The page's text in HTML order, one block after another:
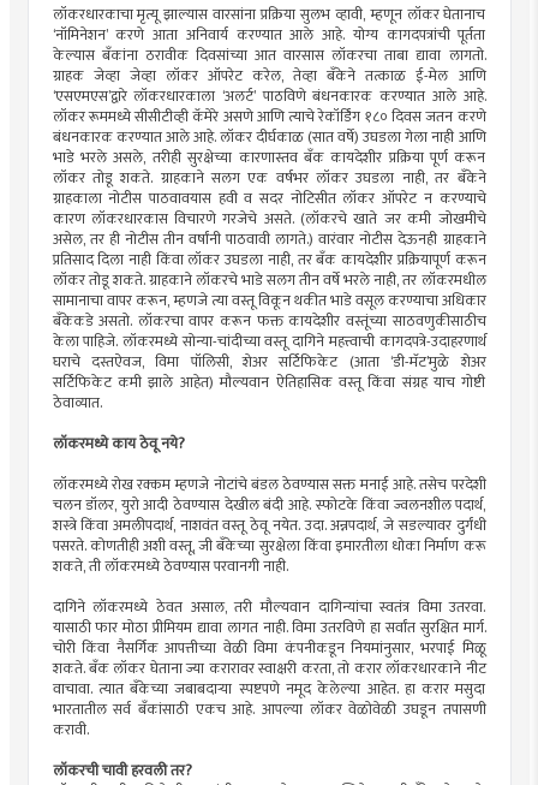
लॉकरधारकाचा मृत्यू झाल्यास वारसांना प्रक्रिया सुलभ व्हावी, म्हणून लॉकर घेतानाच
‘नॉमिनेशन’ करणे आता अनिवार्य करण्यात आले आहे. योग्य कागदपत्रांची पूर्तता
केल्यास बँकांना ठरावीक दिवसांच्या आत वारसास लॉकरचा ताबा द्यावा लागतो.
ग्राहक जेव्हा जेव्हा लॉकर ऑपरेट करेल, तेव्हा बँकेने तत्काळ ई-मेल आणि
‘एसएमएस’द्वारे लॉकरधारकाला ‘अलर्ट’ पाठविणे बंधनकारक करण्यात आले आहे.
लॉकर रूममध्ये सीसीटीव्ही कॅमेरे असणे आणि त्याचे रेकॉर्डिंग १८० दिवस जतन करणे
बंधनकारक करण्यात आले आहे. लॉकर दीर्घकाळ (सात वर्षे) उघडला गेला नाही आणि
भाडे भरले असले, तरीही सुरक्षेच्या कारणास्तव बँक कायदेशीर प्रक्रिया पूर्ण करून
लॉकर तोडू शकते. ग्राहकाने सलग एक वर्षभर लॉकर उघडला नाही, तर बँकेने
ग्राहकाला नोटीस पाठवावयास हवी व सदर नोटिसीत लॉकर ऑपरेट न करण्याचे
कारण लॉकरधारकास विचारणे गरजेचे असते. (लॉकरचे खाते जर कमी जोखमीचे
असेल, तर ही नोटीस तीन वर्षांनी पाठवावी लागते.) वारंवार नोटीस देऊनही ग्राहकाने
प्रतिसाद दिला नाही किंवा लॉकर उघडला नाही, तर बँक कायदेशीर प्रक्रियापूर्ण करून
लॉकर तोडू शकते. ग्राहकाने लॉकरचे भाडे सलग तीन वर्षे भरले नाही, तर लॉकरमधील
सामानाचा वापर करून, म्हणजे त्या वस्तू विकून थकीत भाडे वसूल करण्याचा अधिकार
बँकेकडे असतो. लॉकरचा वापर करून फक्त कायदेशीर वस्तूंच्या साठवणुकीसाठीच
केला पाहिजे. लॉकरमध्ये सोन्या-चांदीच्या वस्तू दागिने महत्त्वाची कागदपत्रे-उदाहरणार्थ
घराचे दस्तऐवज, विमा पॉलिसी, शेअर सर्टिफिकेट (आता ‘डी-मॅट’मुळे शेअर
सर्टिफिकेट कमी झाले आहेत) मौल्यवान ऐतिहासिक वस्तू किंवा संग्रह याच गोष्टी
ठेवाव्यात.
लॉकरमध्ये काय ठेवू नये?
लॉकरमध्ये रोख रक्कम म्हणजे नोटांचे बंडल ठेवण्यास सक्त मनाई आहे. तसेच परदेशी
चलन डॉलर, युरो आदी ठेवण्यास देखील बंदी आहे. स्फोटके किंवा ज्वलनशील पदार्थ,
शस्त्रे किंवा अमलीपदार्थ, नाशवंत वस्तू ठेवू नयेत. उदा. अन्नपदार्थ, जे सडल्यावर दुर्गंधी
पसरते. कोणतीही अशी वस्तू, जी बँकेच्या सुरक्षेला किंवा इमारतीला धोका निर्माण करू
शकते, ती लॉकरमध्ये ठेवण्यास परवानगी नाही.
दागिने लॉकरमध्ये ठेवत असाल, तरी मौल्यवान दागिन्यांचा स्वतंत्र विमा उतरवा.
यासाठी फार मोठा प्रीमियम द्यावा लागत नाही. विमा उतरविणे हा सर्वांत सुरक्षित मार्ग.
चोरी किंवा नैसर्गिक आपत्तीच्या वेळी विमा कंपनीकडून नियमांनुसार, भरपाई मिळू
शकते. बँक लॉकर घेताना ज्या करारावर स्वाक्षरी करता, तो करार लॉकरधारकाने नीट
वाचावा. त्यात बँकेच्या जबाबदार्‍या स्पष्टपणे नमूद केलेल्या आहेत. हा करार मसुदा
भारतातील सर्व बँकांसाठी एकच आहे. आपल्या लॉकर वेळोवेळी उघडून तपासणी
करावी.
लॉकरची चावी हरवली तर?